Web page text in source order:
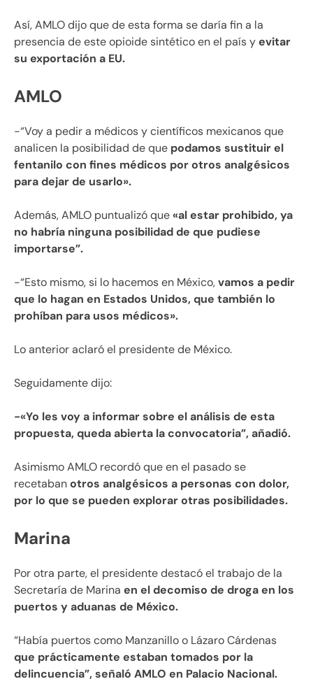
Así, AMLO dijo que de esta forma se daría fin a la
presencia de este opioide sintético en el país yevitar
su exportación a EU.
AMLO
-“Voy a pedir a médicos y científicos mexicanos que
analicen la posibilidad de que podamos sustituir el
fentanilo con fines médicos por otros analgésicos
para dejar de usarlo».
Además, AMLO puntualizó que«al estar prohibido, ya
no habría ninguna posibilidad de que pudiese
importarse”.
-“Esto mismo, si lo hacemos en México,vamos a pedir
que lo hagan en Estados Unidos, que también lo
prohíban para usos médicos».
Lo anterior aclaró el presidente de México.
Seguidamente dijo:
-«Yo les voy a informar sobre el análisis de esta
propuesta, queda abierta la convocatoria”, añadió.
Asimismo AMLO recordó que en el pasado se
recetabanotros analgésicos a personas con dolor,
por lo que se pueden explorar otras posibilidades.
Marina
Por otra parte, el presidente destacó el trabajo de la
Secretaría de Marina en el decomiso de droga en los
puertos y aduanas de México.
“Había puertos como Manzanillo o Lázaro Cárdenas
que prácticamente estaban tomados por la
delincuencia”, señaló AMLO en Palacio Nacional.